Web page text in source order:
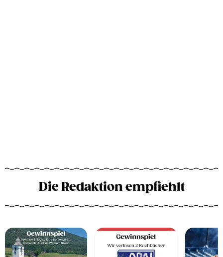
Die Redaktion empfiehlt